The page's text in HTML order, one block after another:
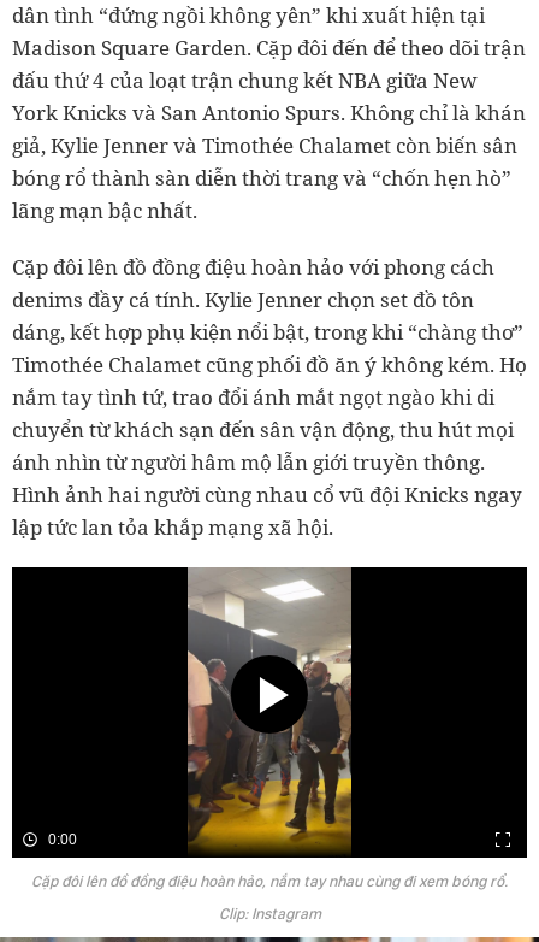
dân tình “đứng ngồi không yên” khi xuất hiện tại
Madison Square Garden. Cặp đôi đến để theo dõi trận
đấu thứ 4 của loạt trận chung kết NBA giữa New
York Knicks và San Antonio Spurs. Không chỉ là khán
giả, Kylie Jenner và Timothée Chalamet còn biến sân
bóng rổ thành sàn diễn thời trang và “chốn hẹn hò”
lãng mạn bậc nhất.
Cặp đôi lên đồ đồng điệu hoàn hảo với phong cách
denims đầy cá tính. Kylie Jenner chọn set đồ tôn
dáng, kết hợp phụ kiện nổi bật, trong khi “chàng thơ”
Timothée Chalamet cũng phối đồ ăn ý không kém. Họ
nắm tay tình tứ, trao đổi ánh mắt ngọt ngào khi di
chuyển từ khách sạn đến sân vận động, thu hút mọi
ánh nhìn từ người hâm mộ lẫn giới truyền thông.
Hình ảnh hai người cùng nhau cổ vũ đội Knicks ngay
lập tức lan tỏa khắp mạng xã hội.
0:00
Cặp đôi lên đồ đồng điệu hoàn hảo, nắm tay nhau cùng đi xem bóng rổ.
Clip: Instagram